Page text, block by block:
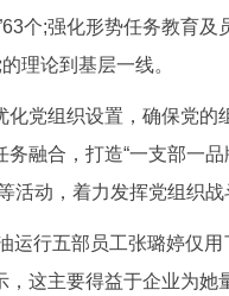
个;强化形势任务教育
理论到基层一线。
组织设置，确保党的
融合，打造“一支部一
活动，着力发挥党组织
行五部员工张璐婷仅用
这主要得益于企业为她